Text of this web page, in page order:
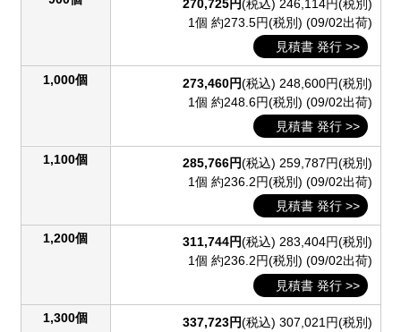
270,725円(税込) 246,114円(税別)
1個 約273.5円(税別) (09/02出荷)
見積書 発行 >>
1,000個 273,460円(税込) 248,600円(税別)
1個 約248.6円(税別) (09/02出荷)
見積書 発行 >>
1,100個 285,766円(税込) 259,787円(税別)
1個 約236.2円(税別) (09/02出荷)
見積書 発行 >>
1,200個 311,744円(税込) 283,404円(税別)
1個 約236.2円(税別) (09/02出荷)
見積書 発行 >>
1,300個 337,723円(税込) 307,021円(税別)